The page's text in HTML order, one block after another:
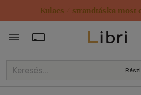
Kulacs / strandtáska most
Törzsvásárlói Kártya adatai